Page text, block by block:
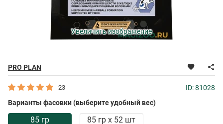
PRO PLAN
Увеличить изображение
23
ID: 81028
Варианты фасовки (выберите удобный вес)
85 гр 85 гр х 52 шт